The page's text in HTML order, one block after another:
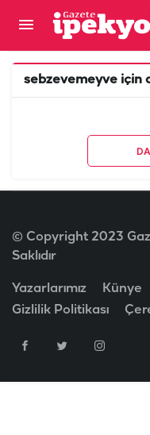
sebzevemeyve için
© Copyright 2023
Saklıdır
Yazarlarımız Künye
Gizlilik Politikası